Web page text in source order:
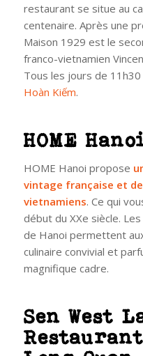
restaurant se situe au
centenaire. Après une
Maison 1929 est le
franco-vietnamien
Tous les jours de 11h30
Hoàn Kiếm.
HOME
HOME Hanoi propose
vintage française et
vietnamiens. Ce qui
début du XXe siècle.
de Hanoi permettent
culinaire convivial et
magnifique cadre.
Sen West